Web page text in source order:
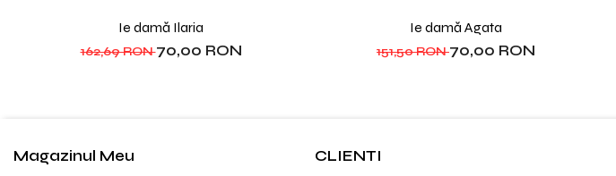
Ie damă Ilaria
162,69 RON70,00 RON
Ie damă Agata
151,50 RON70,00 RON
Magazinul Meu CLIENTI